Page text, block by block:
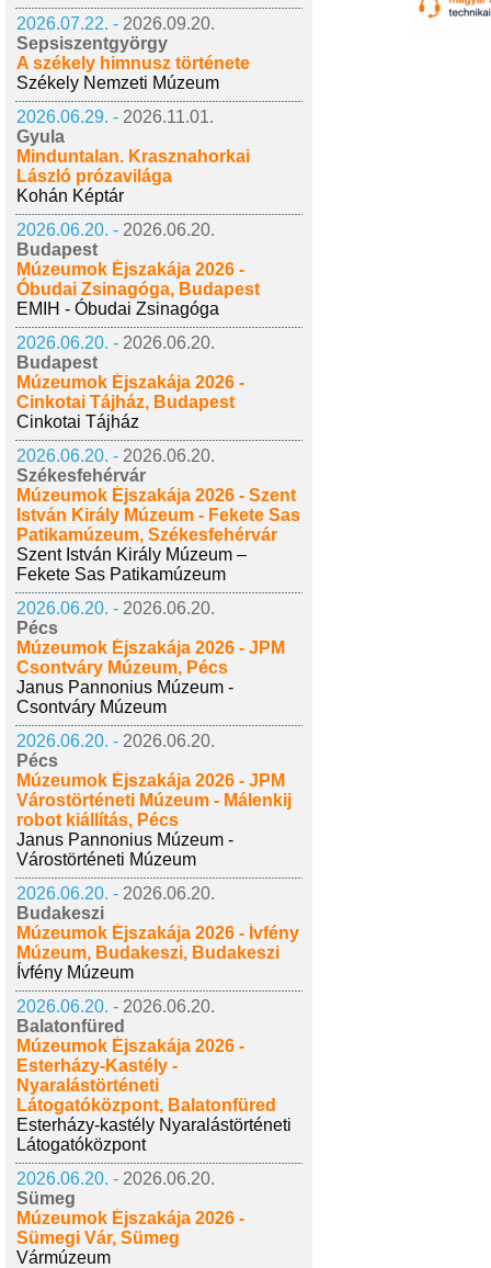
2026.07.22. - 2026.09.20.
Sepsiszentgyörgy
A székely himnusz története
Székely Nemzeti Múzeum
2026.06.29. - 2026.11.01.
Gyula
Minduntalan. Krasznahorkai
László prózavilága
Kohán Képtár
2026.06.20. - 2026.06.20.
Budapest
Múzeumok Éjszakája 2026 -
Óbudai Zsinagóga, Budapest
EMIH - Óbudai Zsinagóga
2026.06.20. - 2026.06.20.
Budapest
Múzeumok Éjszakája 2026 -
Cinkotai Tájház, Budapest
Cinkotai Tájház
2026.06.20. - 2026.06.20.
Székesfehérvár
Múzeumok Éjszakája 2026 - Szent
István Király Múzeum - Fekete Sas
Patikamúzeum, Székesfehérvár
Szent István Király Múzeum –
Fekete Sas Patikamúzeum
2026.06.20. - 2026.06.20.
Pécs
Múzeumok Éjszakája 2026 - JPM
Csontváry Múzeum, Pécs
Janus Pannonius Múzeum -
Csontváry Múzeum
2026.06.20. - 2026.06.20.
Pécs
Múzeumok Éjszakája 2026 - JPM
Várostörténeti Múzeum - Málenkij
robot kiállítás, Pécs
Janus Pannonius Múzeum -
Várostörténeti Múzeum
2026.06.20. - 2026.06.20.
Budakeszi
Múzeumok Éjszakája 2026 - Ívfény
Múzeum, Budakeszi, Budakeszi
Ívfény Múzeum
2026.06.20. - 2026.06.20.
Balatonfüred
Múzeumok Éjszakája 2026 -
Esterházy-Kastély -
Nyaralástörténeti
Látogatóközpont, Balatonfüred
Esterházy-kastély Nyaralástörténeti
Látogatóközpont
2026.06.20. - 2026.06.20.
Sümeg
Múzeumok Éjszakája 2026 -
Sümegi Vár, Sümeg
Vármúzeum